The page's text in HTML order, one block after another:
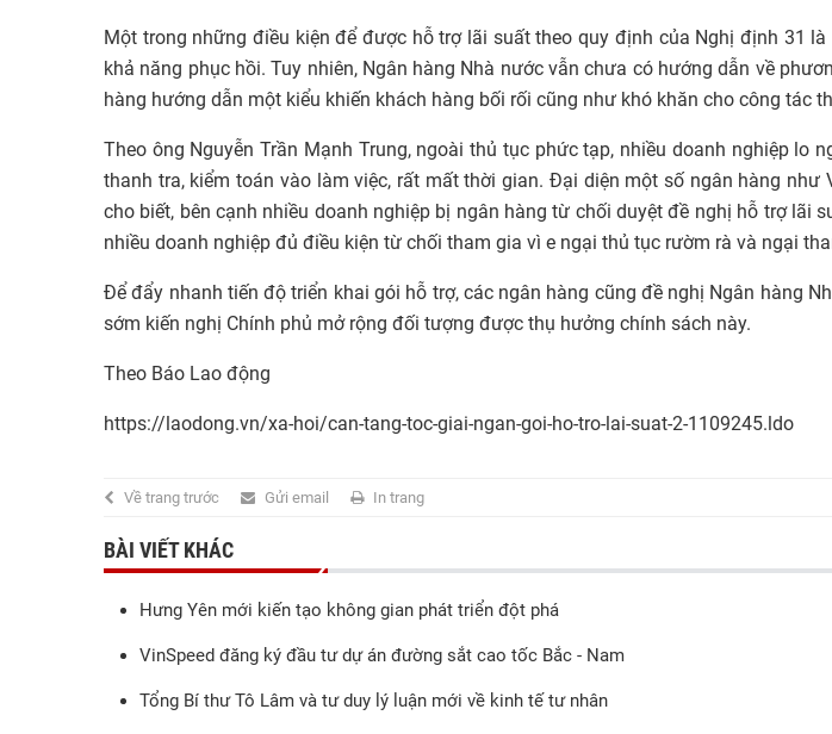
Một trong những điều kiện để được hỗ trợ lãi suất theo quy định của Nghị định 31
khả năng phục hồi. Tuy nhiên, Ngân hàng Nhà nước vẫn chưa có hướng dẫn về
hàng hướng dẫn một kiểu khiến khách hàng bối rối cũng như khó khăn cho công tác
Theo ông Nguyễn Trần Mạnh Trung, ngoài thủ tục phức tạp, nhiều doanh nghiệp lo
thanh tra, kiểm toán vào làm việc, rất mất thời gian. Đại diện một số ngân hàng như
cho biết, bên cạnh nhiều doanh nghiệp bị ngân hàng từ chối duyệt đề nghị hỗ trợ lãi
nhiều doanh nghiệp đủ điều kiện từ chối tham gia vì e ngại thủ tục rườm rà và ngại
Để đẩy nhanh tiến độ triển khai gói hỗ trợ, các ngân hàng cũng đề nghị Ngân hàng
sớm kiến nghị Chính phủ mở rộng đối tượng được thụ hưởng chính sách này.
Theo Báo Lao động
https://laodong.vn/xa-hoi/can-tang-toc-giai-ngan-goi-ho-tro-lai-suat-2-1109245.ldo
Về trang trước Gửi email In trang
BÀI VIẾT KHÁC
Hưng Yên mới kiến tạo không gian phát triển đột phá
VinSpeed đăng ký đầu tư dự án đường sắt cao tốc Bắc - Nam
Tổng Bí thư Tô Lâm và tư duy lý luận mới về kinh tế tư nhân